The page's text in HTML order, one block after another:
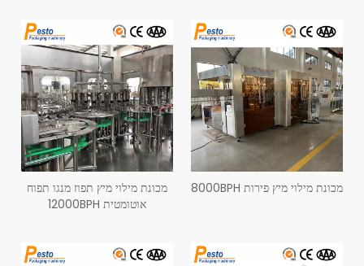
מכונת מילוי מיץ פירות 8000BPH
מכונת מילוי מיץ תפוז מנגו תפוח
אוטומטית 12000BPH